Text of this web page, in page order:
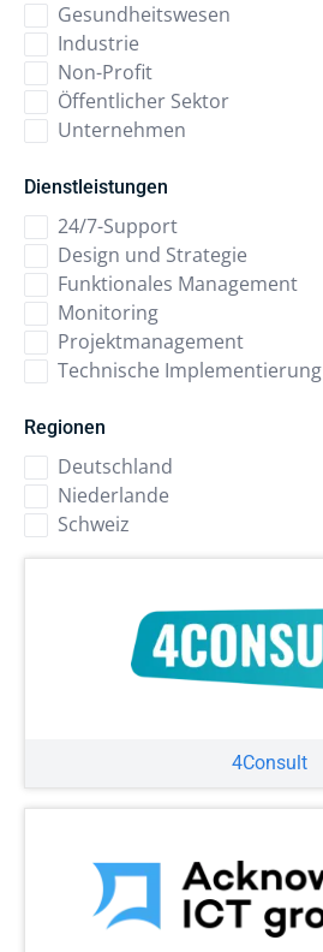
Gesundheitswesen
Industrie
Non-Profit
Öffentlicher Sektor
Unternehmen
Dienstleistungen
24/7-Support
Design und Strategie
Funktionales Management
Monitoring
Projektmanagement
Technische Implementierung
Regionen
Deutschland
Niederlande
Schweiz
4Consult